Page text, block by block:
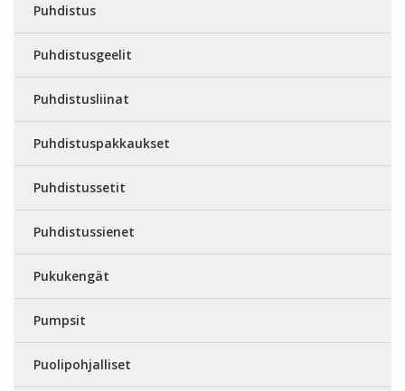
Puhdistus
Puhdistusgeelit
Puhdistusliinat
Puhdistuspakkaukset
Puhdistussetit
Puhdistussienet
Pukukengät
Pumpsit
Puolipohjalliset